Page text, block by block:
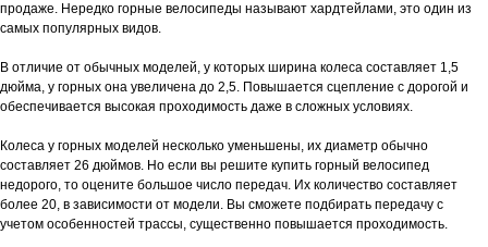
продаже. Нередко горные велосипеды называют хардтейлами, это один из
самых популярных видов.
В отличие от обычных моделей, у которых ширина колеса составляет 1,5
дюйма, у горных она увеличена до 2,5. Повышается сцепление с дорогой и
обеспечивается высокая проходимость даже в сложных условиях.
Колеса у горных моделей несколько уменьшены, их диаметр обычно
составляет 26 дюймов. Но если вы решите купить горный велосипед
недорого, то оцените большое число передач. Их количество составляет
более 20, в зависимости от модели. Вы сможете подбирать передачу с
учетом особенностей трассы, существенно повышается проходимость.